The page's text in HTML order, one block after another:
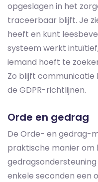
opgeslagen in het
traceerbaar blijft. Je
heeft en kunt
systeem werkt
iemand hoeft te
Zo blijft communicatie
de GDPR-richtlijnen.
Orde en gedrag
De Orde- en gedrag-
praktische manier om
enkele seconden een